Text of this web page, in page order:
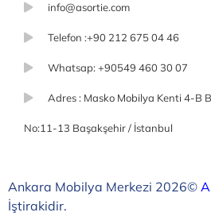
info@asortie.com
Telefon :+90 212 675 04 46
Whatsap: +90549 460 30 07
Adres : Masko Mobilya Kenti 4-B
No:11-13 Başakşehir / İstanbul
Ankara Mobilya Merkezi 2026©
İştirakidir.